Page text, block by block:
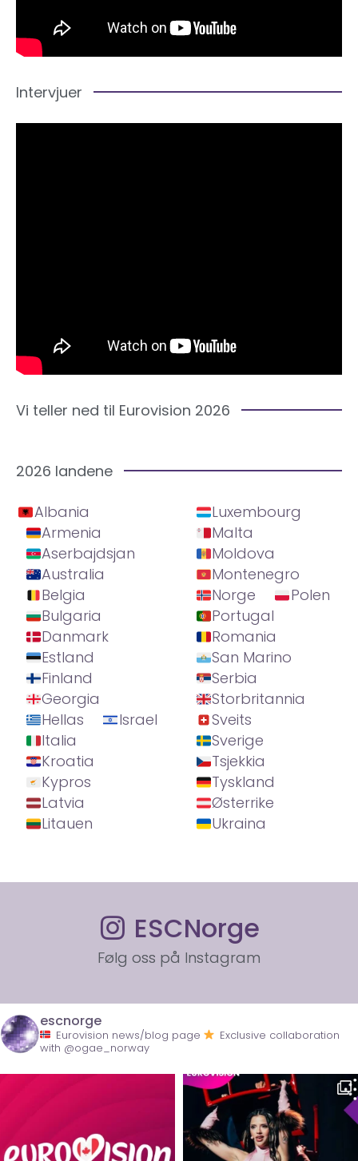
Intervjuer
Vi teller ned til Eurovision 2026
2026 landene
Albania
Armenia
Aserbajdsjan
Australia
Belgia
Bulgaria
Danmark
Estland
Finland
Georgia
Hellas
Israel
Italia
Kroatia
Kypros
Latvia
Litauen
Luxembourg
Malta
Moldova
Montenegro
Norge
Polen
Portugal
Romania
San Marino
Serbia
Storbritannia
Sveits
Sverige
Tsjekkia
Tyskland
Østerrike
Ukraina
ESCNorge
Følg oss på Instagram
escnorge
Eurovision news/blog page
Exclusive collaboration
with @ogae_norway